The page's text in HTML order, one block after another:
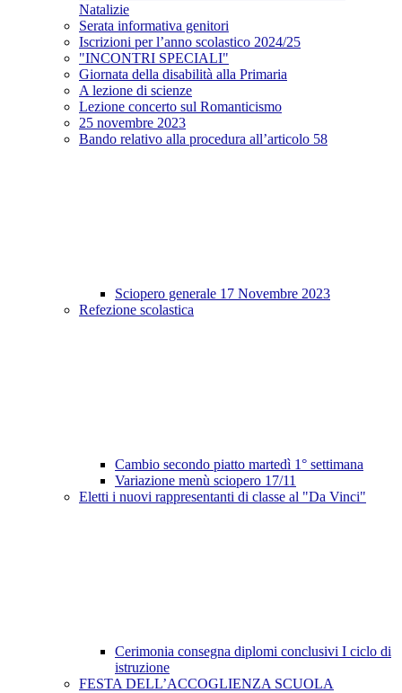
Natalizie
Serata informativa genitori
Iscrizioni per l’anno scolastico 2024/25
"INCONTRI SPECIALI"
Giornata della disabilità alla Primaria
A lezione di scienze
Lezione concerto sul Romanticismo
25 novembre 2023
Bando relativo alla procedura all’articolo 58
Sciopero generale 17 Novembre 2023
Refezione scolastica
Cambio secondo piatto martedì 1° settimana
Variazione menù sciopero 17/11
Eletti i nuovi rappresentanti di classe al "Da Vinci"
Cerimonia consegna diplomi conclusivi I ciclo di
istruzione
FESTA DELL’ACCOGLIENZA SCUOLA